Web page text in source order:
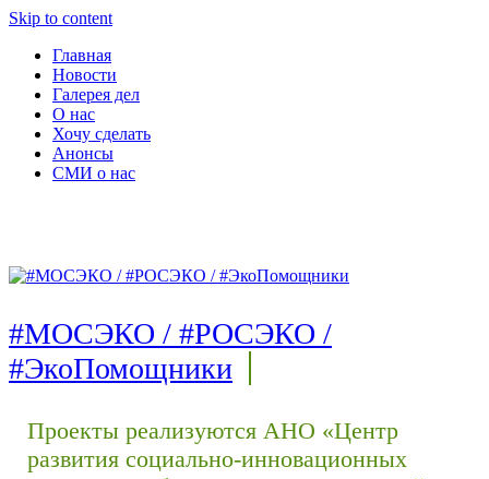
Skip to content
Главная
Новости
Галерея дел
О нас
Хочу сделать
Анонсы
СМИ о нас
#МОСЭКО / #РОСЭКО /
#ЭкоПомощники
Проекты реализуются АНО «Центр
развития социально-инновационных